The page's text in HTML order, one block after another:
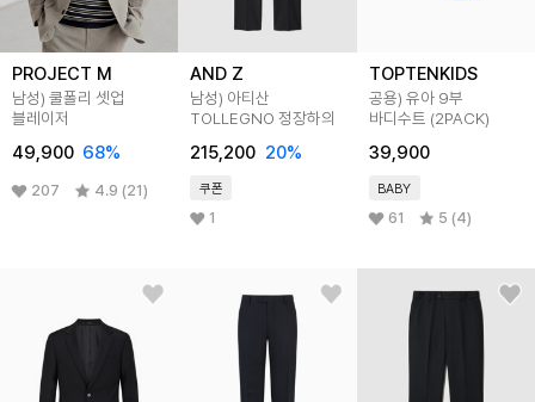
PROJECT M
남성) 쿨폴리 셋업
블레이저
49,900 68%
207 4.9 (21)
AND Z
남성) 아티산
TOLLEGNO 정장하의
215,200 20%
쿠폰
1
TOPTENKIDS
공용) 유아 9부
바디수트 (2PACK)
39,900
BABY
61 5 (4)